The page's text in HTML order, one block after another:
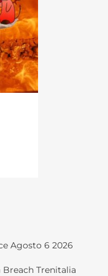
Agosto 6 2026
Trenitalia